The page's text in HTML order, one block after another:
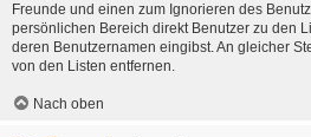
Freunde und einen zum Ignorieren des
persönlichen Bereich direkt Benutzer zu den
deren Benutzernamen eingibst. An gleicher
von den Listen entfernen.
Nach oben